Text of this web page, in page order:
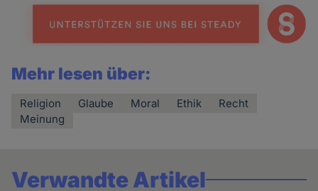
Mehr lesen über:
Religion Glaube Moral Ethik
Recht
Meinung
Verwandte Artikel